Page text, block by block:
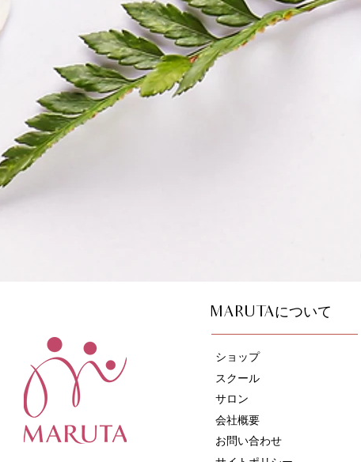
MARUTAについて
ショップ
スクール
サロン
会社概要
お問い合わせ